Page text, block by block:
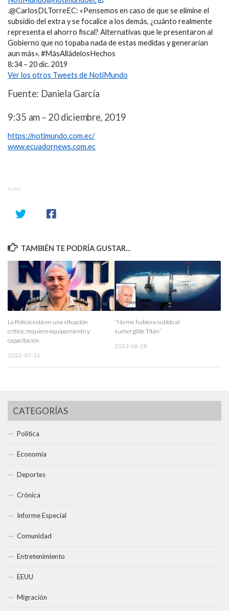
.@CarlosDLTorreEC: «Pensemos en caso de que se elimine el
subsidio del extra y se focalice a los demás, ¿cuánto realmente
representa el ahorro fiscal? Alternativas que le presentaron al
Gobierno que no topaba nada de estas medidas y generarían
aun más». #MásAlládelosHechos
8:34 – 20 dic. 2019
Ver los otros Tweets de NotiMundo
Fuente: Daniela García
9:35 am – 20 diciembre, 2019
https://notimundo.com.ec/
www.ecuadornews.com.ec
SHARE
TAMBIÉN TE PODRÍA GUSTAR...
La Policía está en una situación
crítica; requiere equipamiento y
capacitación
2022-07-26
“No me hubiera subido al
sumergible Titán”
2023-06-28
CATEGORÍAS
Política
Economía
Deportes
Crónica
Informe Especial
Comunidad
Entretenimiento
EEUU
Migración